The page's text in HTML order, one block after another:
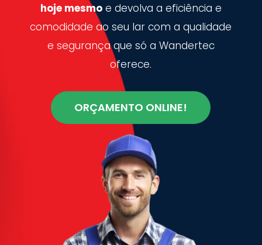
hoje mesmoe devolva a eficiência e
comodidade ao seu lar com a qualidade
e segurança que só a Wandertec
oferece.
ORÇAMENTO ONLINE!